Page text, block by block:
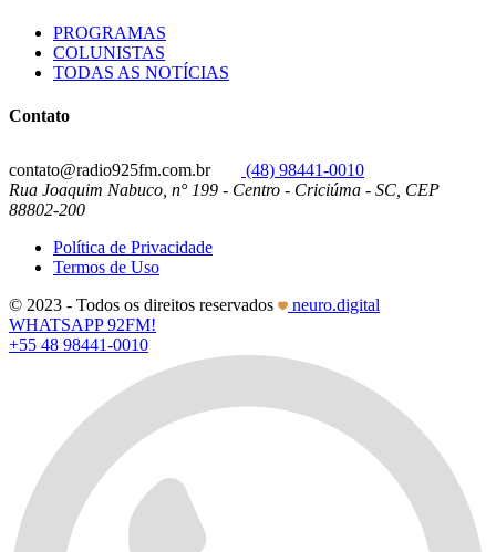
PROGRAMAS
COLUNISTAS
TODAS AS NOTÍCIAS
Contato
contato@radio925fm.com.br
(48) 98441-0010
Rua Joaquim Nabuco, n° 199 - Centro - Criciúma - SC, CEP
88802-200
Política de Privacidade
Termos de Uso
© 2023 - Todos os direitos reservados
neuro.digital
WHATSAPP 92FM!
+55 48 98441-0010